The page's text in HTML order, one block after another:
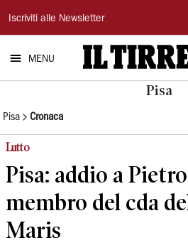
Il
Tirreno
Iscriviti alle Newsletter
MENU
Pisa
Pisa Cronaca
Lutto
Pisa: addio a
membro del cda
Maris